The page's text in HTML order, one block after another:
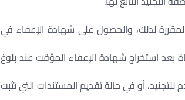
لذلك، والحصول على شهادة الإعفاء في
بعد استخراج شهادة الإعفاء المؤقت عند بلوغ
أو في حالة تقديم المستندات التي تثبت